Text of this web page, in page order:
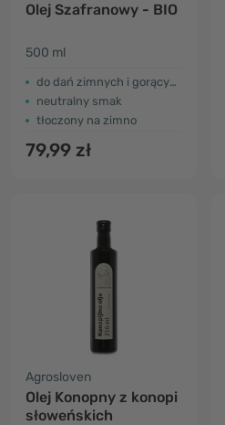
Olej Szafranowy - BIO
500 ml
do dań zimnych i gorących
neutralny smak
tłoczony na zimno
79,99 zł
Agrosloven
Olej Konopny z konopi
słoweńskich